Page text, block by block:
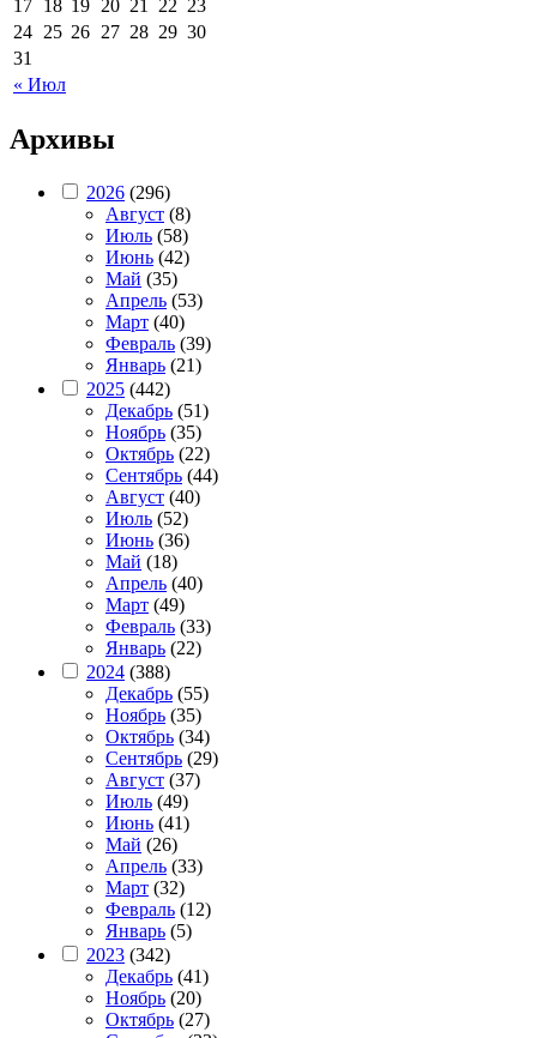
« Июл
17 18 19 20 21 22 23
24 25 26 27 28 29 30
31
Архивы
2026 (296)
Август (8)
Июль (58)
Июнь (42)
Май (35)
Апрель (53)
Март (40)
Февраль (39)
Январь (21)
2025 (442)
Декабрь (51)
Ноябрь (35)
Октябрь (22)
Сентябрь (44)
Август (40)
Июль (52)
Июнь (36)
Май (18)
Апрель (40)
Март (49)
Февраль (33)
Январь (22)
2024 (388)
Декабрь (55)
Ноябрь (35)
Октябрь (34)
Сентябрь (29)
Август (37)
Июль (49)
Июнь (41)
Май (26)
Апрель (33)
Март (32)
Февраль (12)
Январь (5)
2023 (342)
Декабрь (41)
Ноябрь (20)
Октябрь (27)